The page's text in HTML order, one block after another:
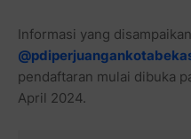
Informasi yang
pendaftaran mulai dibuka
April 2024.